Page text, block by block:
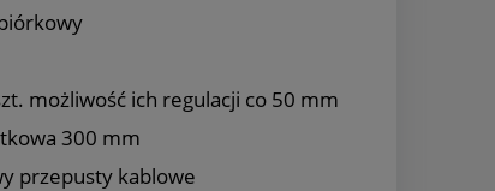
możliwość ich regulacji co 50 mm
300 mm
przepusty kablowe